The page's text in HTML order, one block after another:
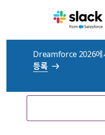
Dreamforce 2026에
등록
고객님